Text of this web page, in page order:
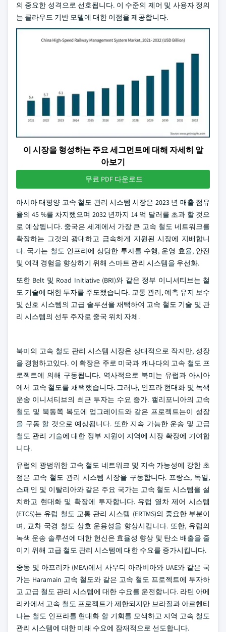
의 중요한 성격으로 선호됩니다. 이 수준의 제어 및 사용자 정의
는 클라우드 기반 모델에 대한 이점을 제공합니다.
이 시장을 형성하는 주요 세그먼트에 대해 자세히 알
아보기
무료 PDF 다운로드
아시아 태평양 고속 철도 관리 시스템 시장은 2023 년 매출 점유
율의 45 %를 차지했으며 2032 년까지 14 억 달러를 초과 할 것으
로 예상됩니다. 중국은 세계에서 가장 큰 고속 철도 네트워크를
확장하는 그것의 광대하고 급속하게 지원된 시장에 지배합니
다. 국가는 철도 인프라에 상당한 투자를 수행, 운영 효율, 안전
및 여객 경험을 향상하기 위해 스마트 관리 시스템을 우선화.
또한 Belt 및 Road Initiative (BRI)와 같은 정부 이니셔티브는 철
도 기술에 대한 투자를 주도했습니다. 교통 관리, 예측 유지 보수
및 신호 시스템의 고급 솔루션을 채택하여 고속 철도 기술 및 관
리 시스템의 선두 주자로 중국 위치 자체.
북미의 고속 철도 관리 시스템 시장은 상대적으로 작지만, 성장
을 경험하고있다. 이 확장은 주로 미국과 캐나다의 고속 철도 프
로젝트에 의해 구동됩니다. 역사적으로 북미는 유럽과 아시아
에서 고속 철도를 채택했습니다. 그러나, 인프라 현대화 및 녹색
운송 이니셔티브의 최근 투자는 수요 증가. 캘리포니아의 고속
철도 및 북동쪽 복도에 업그레이드와 같은 프로젝트는이 성장
을 구동 할 것으로 예상됩니다. 또한 지속 가능한 운송 및 고급
철도 관리 기술에 대한 정부 지원이 지역에 시장 확장에 기여합
니다.
유럽의 광범위한 고속 철도 네트워크 및 지속 가능성에 강한 초
점은 고속 철도 관리 시스템 시장을 구동합니다. 프랑스, 독일,
스페인 및 이탈리아와 같은 주요 국가는 고속 철도 시스템을 설
치하고 현대화 및 확장에 투자합니다. 유럽 열차 제어 시스템
(ETCS)는 유럽 철도 교통 관리 시스템 (ERTMS)의 중요한 부분이
며, 교차 국경 철도 상호 운용성을 향상시킵니다. 또한, 유럽의
녹색 운송 솔루션에 대한 헌신은 효율성 향상 및 탄소 배출을 줄
이기 위해 고급 철도 관리 시스템에 대한 수요를 증가시킵니다.
중동 및 아프리카 (MEA)에서 사우디 아라비아와 UAE와 같은 국
가는 Haramain 고속 철도와 같은 고속 철도 프로젝트에 투자하
고 고급 철도 관리 시스템에 대한 수요를 운전합니다. 라틴 아메
리카에서 고속 철도 프로젝트가 제한되지만 브라질과 아르헨티
나는 철도 인프라를 현대화 할 기회를 모색하고 지역 고속 철도
관리 시스템에 대한 미래 수요에 잠재적으로 선도합니다.